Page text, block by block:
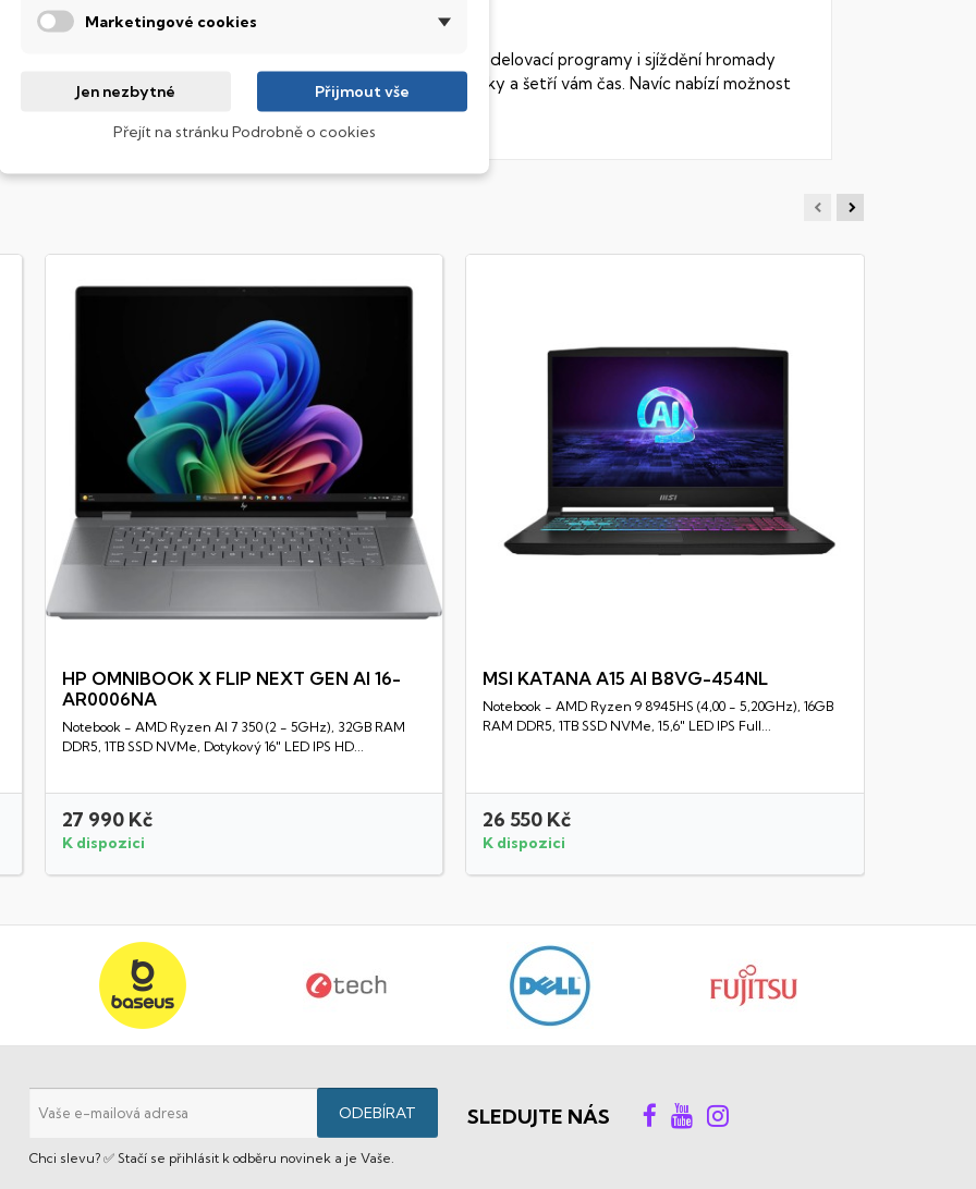
Ryzen™ 7
procesor, který zvládne nejnáročnější hry, komplexní modelovací programy i sjíždění hromady
v prohlížeči. Díky integrované technologii předvídá vaše kroky a šetří vám čas. Navíc nabízí možnost
takže si ho uzpůsobíte přesně svým požadavkům.
HP OMNIBOOK X FLIP NEXT GEN AI 16-
AR0006NA
Notebook - AMD Ryzen AI 7 350 (2 - 5GHz), 32GB RAM
DDR5, 1TB SSD NVMe, Dotykový 16" LED IPS HD...
27 990 Kč
K dispozici
Rychlý náhled
MSI KATANA A15 AI B8VG-454NL
Notebook - AMD Ryzen 9 8945HS (4,00 - 5,20GHz), 16GB
RAM DDR5, 1TB SSD NVMe, 15,6" LED IPS Full...
26 550 Kč
K dispozici
Chci slevu? ✅ Stačí se přihlásit k odběru novinek a je Vaše.
SLEDUJTE NÁS
Marketingové cookies
Jen nezbytné Přijmout vše
Přejít na stránku Podrobně o cookies